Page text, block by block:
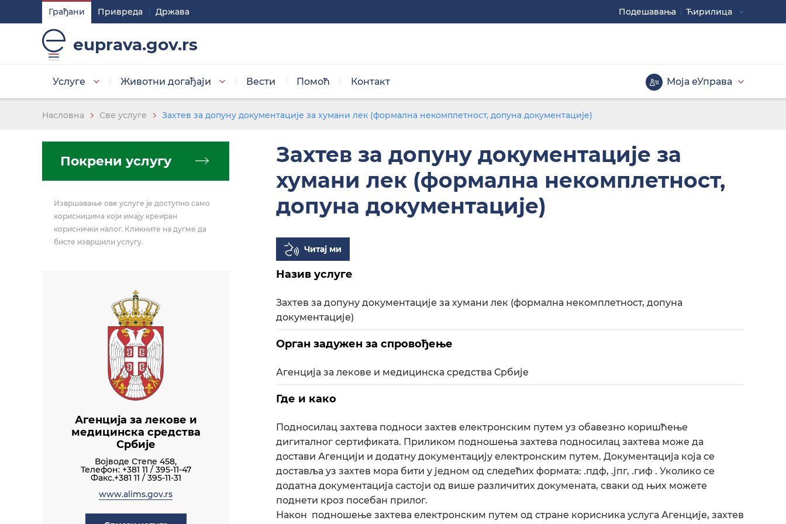
Грађани Привреда Држава
euprava.gov.rs
Моја еУправа
Услуге Животни догађаји Вести Помоћ Контакт
Ћирилица
Подешавaња
Подешавaња
Изаберите стил приказа слова
Нормална величина Велика слова
Изаберите тему
Основна тема Црно/бела тема
Насловна Све услуге Захтев за допуну документације за хумани лек (формална некомплетност, допуна документације)
ГДЕ И КАКО
Покрени услугу
Извршавање ове услуге је доступно само
корисницима који имају креиран
кориснички налог. Кликните на дугме да
бисте извршили услугу.
Агенција за лекове и
медицинска средства
Србије
Војводе Степе 458,
Телефон: +381 11 / 395-11-47
Факс.+381 11 / 395-11-31
www.alims.gov.rs
Захтев за допуну документације за
хумани лек (формална некомплетност,
допуна документације)
Читај ми
Назив услуге
Захтев за допуну документације за хумани лек (формална некомплетност, допуна
документације)
Орган задужен за спровођење
Агенција за лекове и медицинска средства Србије
Где и како
Подносилац захтева подноси захтев електронским путем уз обавезно коришћење
дигиталног сертификата. Приликом подношења захтева подносилац захтева може да
достави Агенцији и додатну документацију електронским путем. Документација која се
доставља уз захтев мора бити у једном од следећих формата: .пдф, .јпг, .гиф . Уколико се
додатна документација састоји од више различитих докумената, сваки од њих можете
поднети кроз посебан прилог.
Након подношење захтева електронским путем од стране корисника услуга Агенције, захтев